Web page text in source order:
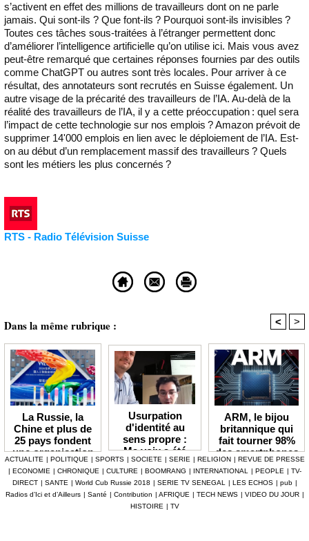
s’activent en effet des millions de travailleurs dont on ne parle
jamais. Qui sont-ils ? Que font-ils ? Pourquoi sont-ils invisibles ?
Toutes ces tâches sous-traitées à l’étranger permettent donc
d’améliorer l’intelligence artificielle qu’on utilise ici. Mais vous avez
peut-être remarqué que certaines réponses fournies par des outils
comme ChatGPT ou autres sont très locales. Pour arriver à ce
résultat, des annotateurs sont recrutés en Suisse également. Un
autre visage de la précarité des travailleurs de l’IA. Au-delà de la
réalité des travailleurs de l’IA, il y a cette préoccupation : quel sera
l’impact de cette technologie sur nos emplois ? Amazon prévoit de
supprimer 14'000 emplois en lien avec le déploiement de l’IA. Est-
on au début d’un remplacement massif des travailleurs ? Quels
sont les métiers les plus concernés ?
RTS - Radio Télévision Suisse
Dans la même rubrique : < >
La Russie, la
Chine et plus de
25 pays fondent
une organisation
mondiale dédiée
à l’IA
Usurpation
d'identité au
sens propre :
Ma voix a été
volée par une IA
( et j'ai tout
découvert par
hasard )
ARM, le bijou
britannique qui
fait tourner 98%
des smartphones
ACTUALITE | POLITIQUE | SPORTS | SOCIETE | SERIE | RELIGION | REVUE DE PRESSE
| ECONOMIE | CHRONIQUE | CULTURE | BOOMRANG | INTERNATIONAL | PEOPLE | TV-
DIRECT | SANTE | World Cub Russie 2018 | SERIE TV SENEGAL | LES ECHOS | pub |
Radios d’Ici et d’Ailleurs | Santé | Contribution | AFRIQUE | TECH NEWS | VIDEO DU JOUR |
HISTOIRE | TV